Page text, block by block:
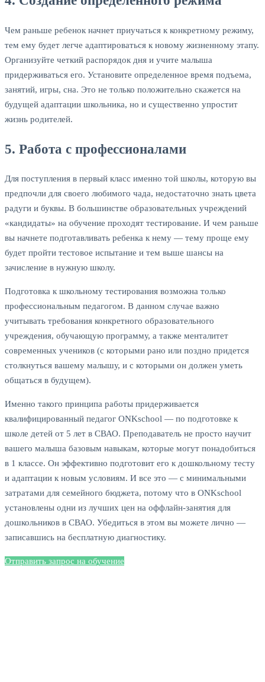
Чем раньше ребенок начнет приучаться к конкретному режиму,
тем ему будет легче адаптироваться к новому жизненному этапу.
Организуйте четкий распорядок дня и учите малыша
придерживаться его. Установите определенное время подъема,
занятий, игры, сна. Это не только положительно скажется на
будущей адаптации школьника, но и существенно упростит
жизнь родителей.
5. Работа с профессионалами
Для поступления в первый класс именно той школы, которую вы
предпочли для своего любимого чада, недостаточно знать цвета
радуги и буквы. В большинстве образовательных учреждений
«кандидаты» на обучение проходят тестирование. И чем раньше
вы начнете подготавливать ребенка к нему — тему проще ему
будет пройти тестовое испытание и тем выше шансы на
зачисление в нужную школу.
Подготовка к школьному тестирования возможна только
профессиональным педагогом. В данном случае важно
учитывать требования конкретного образовательного
учреждения, обучающую программу, а также менталитет
современных учеников (с которыми рано или поздно придется
столкнуться вашему малышу, и с которыми он должен уметь
общаться в будущем).
Именно такого принципа работы придерживается
квалифицированный педагог ONKschool — по подготовке к
школе детей от 5 лет в СВАО. Преподаватель не просто научит
вашего малыша базовым навыкам, которые могут понадобиться
в 1 классе. Он эффективно подготовит его к дошкольному тесту
и адаптации к новым условиям. И все это — с минимальными
затратами для семейного бюджета, потому что в ONKschool
установлены одни из лучших цен на оффлайн-занятия для
дошкольников в СВАО. Убедиться в этом вы можете лично —
записавшись на бесплатную диагностику.
Отправить запрос на обучение